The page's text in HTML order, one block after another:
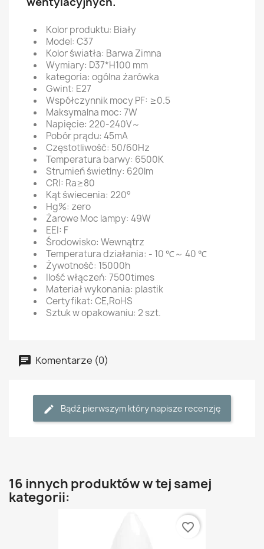
Kolor produktu: Biały
Model: C37
Kolor światła: Barwa Zimna
Wymiary: D37*H100 mm
kategoria: ogólna żarówka
Gwint: E27
Współczynnik mocy PF: ≥0.5
Maksymalna moc: 7W
Napięcie: 220-240V～
Pobór prądu: 45mA
Częstotliwość: 50/60Hz
Temperatura barwy: 6500K
Strumień świetlny: 620lm
CRI: Ra≥80
Kąt świecenia: 220°
Hg%: zero
Żarowe Moc lampy: 49W
EEI: F
Środowisko: Wewnątrz
Temperatura działania: - 10 ℃～ 40 ℃
Żywotność: 15000h
Ilość włączeń: 7500times
Materiał wykonania: plastik
Certyfikat: CE,RoHS
Sztuk w opakowaniu: 2 szt.
Komentarze (0)
Bądź pierwszym który napisze recenzję
16 innych produktów w tej samej
kategorii:
favorite_border